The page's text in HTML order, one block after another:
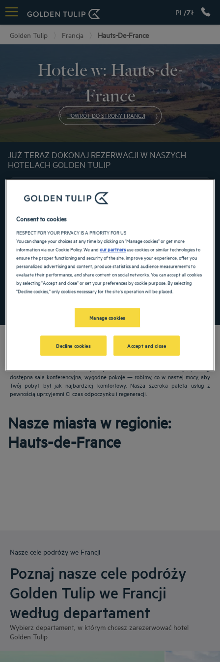
PL/ZŁ
Golden Tulip Francja Hauts-De-France
Hotele w: Hauts-de-
France
POWRÓT DO STRONY FRANCJI
JUŻ TERAZ DOKONAJ REZERWACJI W NASZYCH
HOTELACH GOLDEN TULIP
Navigate forward to interact with the calendar and select a date. Press the
Navigate backward to interact with the
Dodaj specjalny kod
Nasze hotele Golden Tulip witają Cię w: Hauts-de-France. Restauracje, parking,
dostępna sala konferencyjna, wygodne pokoje — robimy, co w naszej mocy, aby
Twój pobyt był jak najbardziej komfortowy. Nasza szeroka paleta usług z
pewnością uprzyjemni Ci czas odpoczynku i regeneracji.
Nasze miasta w regionie:
Hauts-de-France
Nasze cele podróży we Francji
Poznaj nasze cele podróży
Golden Tulip we Francji
według departament
Wybierz departament, w którym chcesz zarezerwować hotel
Golden Tulip
Consent to cookies
RESPECT FOR YOUR PRIVACY IS A PRIORITY FOR US
You can change your choices at any time by clicking on "Manage cookies" or get more
information via our Cookie Policy. We andour partnersuse cookies or similar technologies to
ensure the proper functioning and security of the site, improve your experience, offer you
personalized advertising and content, produce statistics and audience measurements to
evaluate their performance, and share content on social networks. You can accept all cookies
by selecting "Accept and close" or set your preferences by cookie purpose. By selecting
"Decline cookies," only cookies necessary for the site's operation will be placed.
Manage cookies
Decline cookies Accept and close